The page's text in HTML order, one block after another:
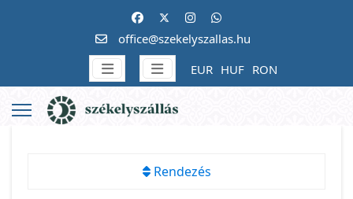
office@szekelyszallas.hu
EUR HUF RON
Rendezés